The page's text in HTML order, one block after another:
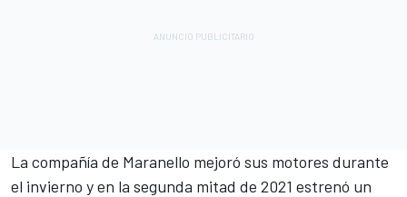
La compañía de Maranello mejoró sus motores durante
el invierno y en la segunda mitad de 2021 estrenó un